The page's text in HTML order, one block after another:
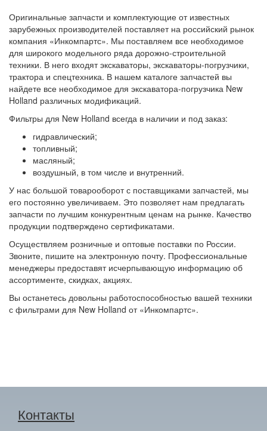
Оригинальные запчасти и комплектующие от известных
зарубежных производителей поставляет на российский рынок
компания «Инкомпартс». Мы поставляем все необходимое
для широкого модельного ряда дорожно-строительной
техники. В него входят экскаваторы, экскаваторы-погрузчики,
трактора и спецтехника. В нашем каталоге запчастей вы
найдете все необходимое для экскаватора-погрузчика New
Holland различных модификаций.
Фильтры для New Holland всегда в наличии и под заказ:
гидравлический;
топливный;
масляный;
воздушный, в том числе и внутренний.
У нас большой товарооборот с поставщиками запчастей, мы
его постоянно увеличиваем. Это позволяет нам предлагать
запчасти по лучшим конкурентным ценам на рынке. Качество
продукции подтверждено сертификатами.
Осуществляем розничные и оптовые поставки по России.
Звоните, пишите на электронную почту. Профессиональные
менеджеры предоставят исчерпывающую информацию об
ассортименте, скидках, акциях.
Вы останетесь довольны работоспособностью вашей техники
с фильтрами для New Holland от «Инкомпартс».
Контакты